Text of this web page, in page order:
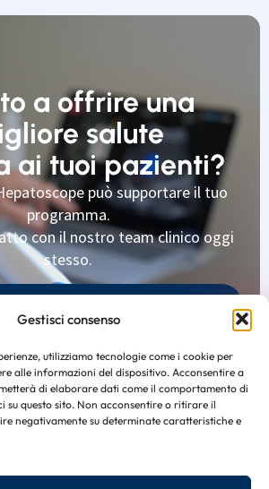
Gestisci consenso
utilizziamo tecnologie come i cookie per
alle informazioni del dispositivo. Acconsentire a
di elaborare dati come il comportamento di
su questo sito. Non acconsentire o ritirare il
negativamente su determinate caratteristiche e
a offrire una
salute
ai tuoi pazienti?
può supportare il tuo
programma.
con il nostro team clinico oggi
stesso.
Prenota una demo